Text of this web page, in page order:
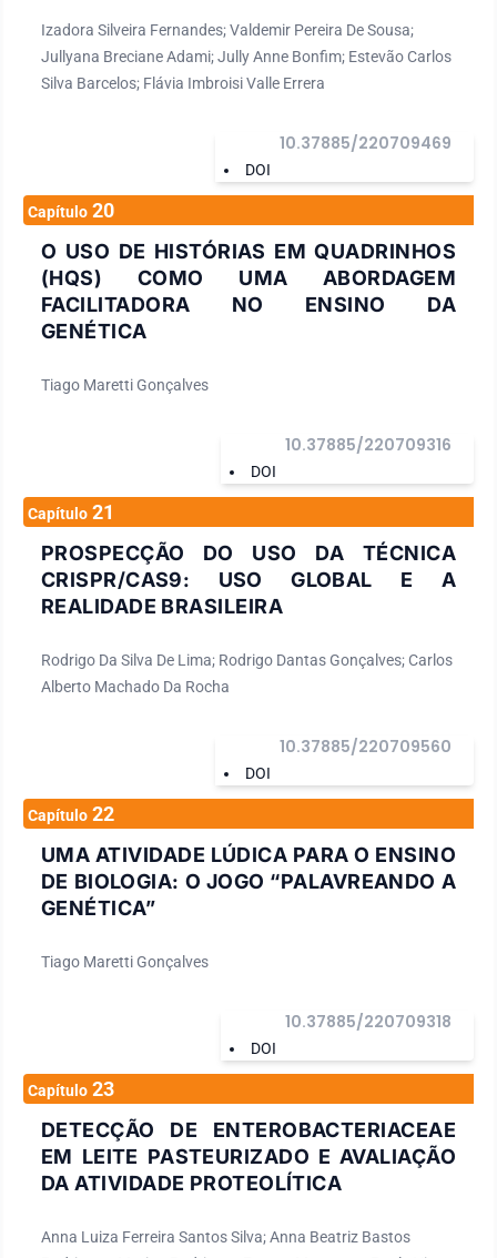
Izadora Silveira Fernandes; Valdemir Pereira De Sousa;
Jullyana Breciane Adami; Jully Anne Bonfim; Estevão Carlos
Silva Barcelos; Flávia Imbroisi Valle Errera
DOI
10.37885/220709469
Capítulo 20
O USO DE HISTÓRIAS EM QUADRINHOS
(HQS) COMO UMA ABORDAGEM
FACILITADORA NO ENSINO DA
GENÉTICA
Tiago Maretti Gonçalves
DOI
10.37885/220709316
Capítulo 21
PROSPECÇÃO DO USO DA TÉCNICA
CRISPR/CAS9: USO GLOBAL E A
REALIDADE BRASILEIRA
Rodrigo Da Silva De Lima; Rodrigo Dantas Gonçalves; Carlos
Alberto Machado Da Rocha
DOI
10.37885/220709560
Capítulo 22
UMA ATIVIDADE LÚDICA PARA O ENSINO
DE BIOLOGIA: O JOGO “PALAVREANDO A
GENÉTICA”
Tiago Maretti Gonçalves
DOI
10.37885/220709318
Capítulo 23
DETECÇÃO DE ENTEROBACTERIACEAE
EM LEITE PASTEURIZADO E AVALIAÇÃO
DA ATIVIDADE PROTEOLÍTICA
Anna Luiza Ferreira Santos Silva; Anna Beatriz Bastos